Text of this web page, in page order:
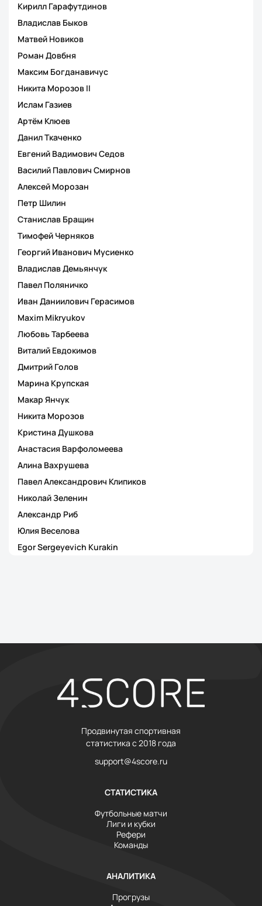
Кирилл Гарафутдинов
Владислав Быков
Матвей Новиков
Роман Довбня
Максим Богданавичус
Никита Морозов II
Ислам Газиев
Артём Клюев
Данил Ткаченко
Евгений Вадимович Седов
Василий Павлович Смирнов
Алексей Морозан
Петр Шилин
Станислав Бращин
Тимофей Черняков
Георгий Иванович Мусиенко
Владислав Демьянчук
Павел Поляничко
Иван Даниилович Герасимов
Maxim Mikryukov
Любовь Тарбеева
Виталий Евдокимов
Дмитрий Голов
Марина Крупская
Макар Янчук
Никита Морозов
Кристина Душкова
Анастасия Варфоломеева
Алина Вахрушева
Павел Александрович Клипиков
Николай Зеленин
Александр Риб
Юлия Веселова
Egor Sergeyevich Kurakin
Продвинутая спортивная
статистика с 2018 года
support@4score.ru
СТАТИСТИКА
Футбольные матчи
Лиги и кубки
Рефери
Команды
АНАЛИТИКА
Прогрузы